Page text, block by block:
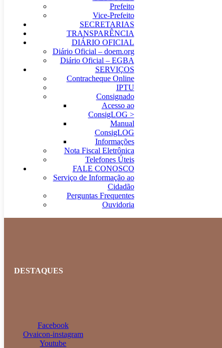
Prefeito
Vice-Prefeito
SECRETARIAS
TRANSPARÊNCIA
DIÁRIO OFICIAL
Diário Oficial – doem.org
Diário Oficial – EGBA
SERVIÇOS
Contracheque Online
IPTU
Consignado
Acesso ao
ConsigLOG >
Manual
ConsigLOG
Informações
Nota Fiscal Eletrônica
Telefones Úteis
FALE CONOSCO
Serviço de Informação ao
Cidadão
Perguntas Frequentes
Ouvidoria
DESTAQUES
Facebook
Ovaicon-instagram
Youtube